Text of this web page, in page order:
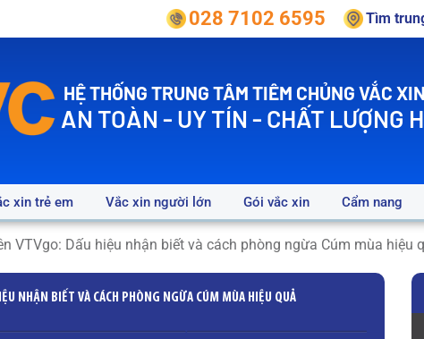
028 7102 6595 Tìm
HỆ THỐNG TRUNG TÂM TIÊM CHỦNG VẮC
AN TOÀN - UY TÍN - CHẤT LƯỢNG
xin trẻ em Vắc xin người lớn Gói vắc xin Cẩm nang
VTVgo: Dấu hiệu nhận biết và cách phòng ngừa Cúm mùa hiệu
NHẬN BIẾT VÀ CÁCH PHÒNG NGỪA CÚM MÙA HIỆU QUẢ